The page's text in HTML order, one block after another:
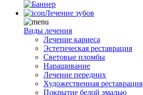
Лечение зубов
Виды лечения
Лечение кариеса
Эстетическая реставрация
Световые пломбы
Наращивание
Лечение передних
Художественная реставрация
Покрытие белой эмалью